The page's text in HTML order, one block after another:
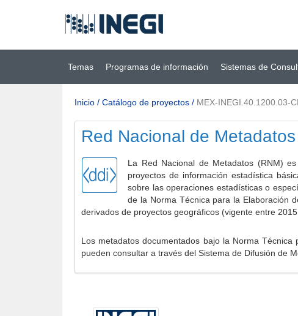
principal
(INEGI)
Temas Programas de información Sistemas de
Inicio / Catálogo de proyectos / MEX-INEGI.40.1200.03-
Red Nacional de Metadatos
La Red Nacional de Metadatos (RNM)
proyectos de información estadística
sobre las operaciones estadísticas o
de la Norma Técnica para la Elaboración
derivados de proyectos geográficos (vigente entre 2015
Los metadatos documentados bajo la Norma
pueden consultar a través del Sistema de Difusión de